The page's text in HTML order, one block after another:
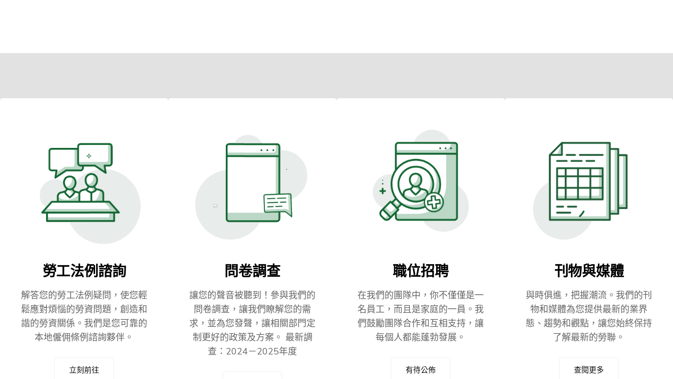
勞工法例諮詢
解答您的勞工法例疑問，使您輕
鬆應對煩惱的勞資問題，創造和
諧的勞資關係。我們是您可靠的
本地僱佣條例諮詢夥伴。
立刻前往
問卷調查
讓您的聲音被聽到！參與我們的
問卷調查，讓我們瞭解您的需
求，並為您發聲，讓相關部門定
制更好的政策及方案。 最新調
查：2024－2025年度
職位招聘
在我們的團隊中，你不僅僅是一
名員工，而且是家庭的一員。我
們鼓勵團隊合作和互相支持，讓
每個人都能蓬勃發展。
有待公佈
刊物與媒體
與時俱進，把握潮流。我們的刊
物和媒體為您提供最新的業界
態、趨勢和觀點，讓您始終保持
了解最新的勞聯。
查閱更多